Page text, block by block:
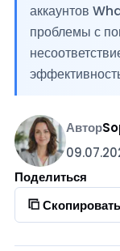
аккаунтов
проблемы с
Автор
Поделиться
Скопировать